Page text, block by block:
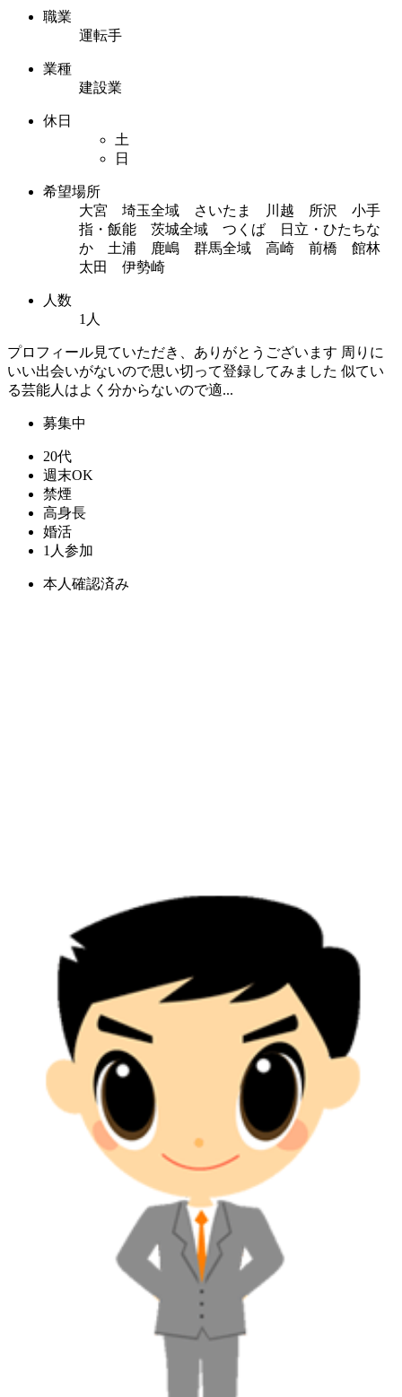
職業
運転手
業種
建設業
休日
土
日
希望場所
大宮 埼玉全域 さいたま 川越 所沢 小手
指・飯能 茨城全域 つくば 日立・ひたちな
か 土浦 鹿嶋 群馬全域 高崎 前橋 館林
太田 伊勢崎
人数
1人
プロフィール見ていただき、ありがとうございます 周りに
いい出会いがないので思い切って登録してみました 似てい
る芸能人はよく分からないので適...
募集中
20代
週末OK
禁煙
高身長
婚活
1人参加
本人確認済み